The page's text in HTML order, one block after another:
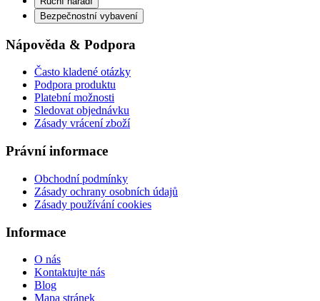
Bezpečnostní vybavení
Nápověda & Podpora
Často kladené otázky
Podpora produktu
Platební možnosti
Sledovat objednávku
Zásady vrácení zboží
Právní informace
Obchodní podmínky
Zásady ochrany osobních údajů
Zásady používání cookies
Informace
O nás
Kontaktujte nás
Blog
Mapa stránek